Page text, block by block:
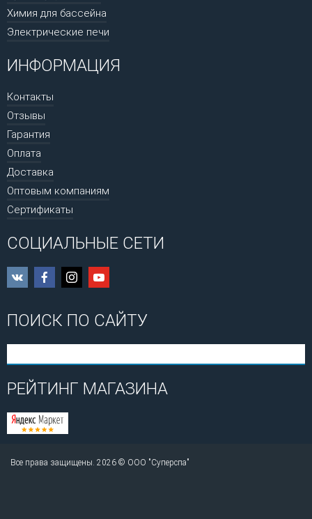
Химия для бассейна
Электрические печи
ИНФОРМАЦИЯ
Контакты
Отзывы
Гарантия
Оплата
Доставка
Оптовым компаниям
Сертификаты
СОЦИАЛЬНЫЕ СЕТИ
ПОИСК ПО САЙТУ
РЕЙТИНГ МАГАЗИНА
Все права защищены. 2026 © ООО "Суперспа"